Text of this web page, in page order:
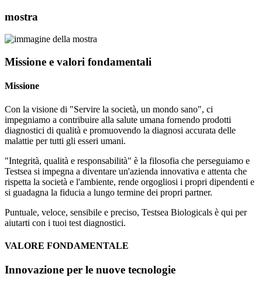
mostra
Missione e valori fondamentali
Missione
Con la visione di "Servire la società, un mondo sano", ci
impegniamo a contribuire alla salute umana fornendo prodotti
diagnostici di qualità e promuovendo la diagnosi accurata delle
malattie per tutti gli esseri umani.
"Integrità, qualità e responsabilità" è la filosofia che perseguiamo e
Testsea si impegna a diventare un'azienda innovativa e attenta che
rispetta la società e l'ambiente, rende orgogliosi i propri dipendenti e
si guadagna la fiducia a lungo termine dei propri partner.
Puntuale, veloce, sensibile e preciso, Testsea Biologicals è qui per
aiutarti con i tuoi test diagnostici.
VALORE FONDAMENTALE
Innovazione per le nuove tecnologie